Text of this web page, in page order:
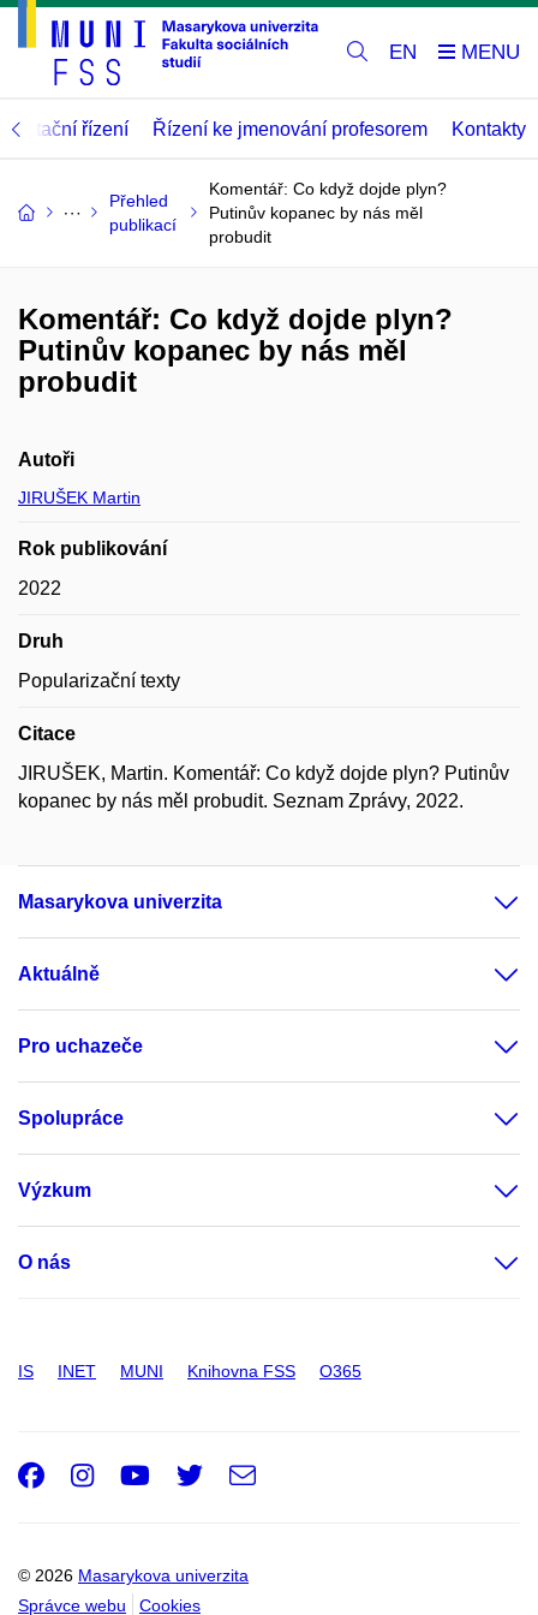
EN
řízení Řízení ke jmenování profesorem Kontakty
Přehled
publikací
Komentář: Co když dojde plyn?
Putinův kopanec by nás měl
probudit
Komentář: Co když dojde plyn?
Putinův kopanec by nás měl
probudit
Autoři
JIRUŠEK Martin
Rok publikování
2022
Druh
Popularizační texty
Citace
JIRUŠEK, Martin. Komentář: Co když dojde plyn? Putinův
kopanec by nás měl probudit. Seznam Zprávy, 2022.
Masarykova univerzita
Aktuálně
Pro uchazeče
Spolupráce
Výzkum
O nás
IS INET MUNI Knihovna FSS O365
© 2026 Masarykova univerzita
Správce webu
Cookies
Facebook
Instagram
Youtube
Twitter
e-